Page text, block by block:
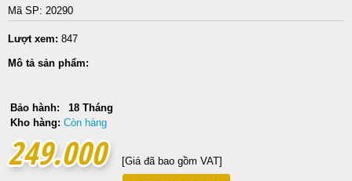
Mã SP: 20290
Lượt xem: 847
Mô tả sản phẩm:
Bảo hành:
18 Tháng
Kho hàng: Còn hàng
249.000
249.000 [Giá đã bao gồm VAT]